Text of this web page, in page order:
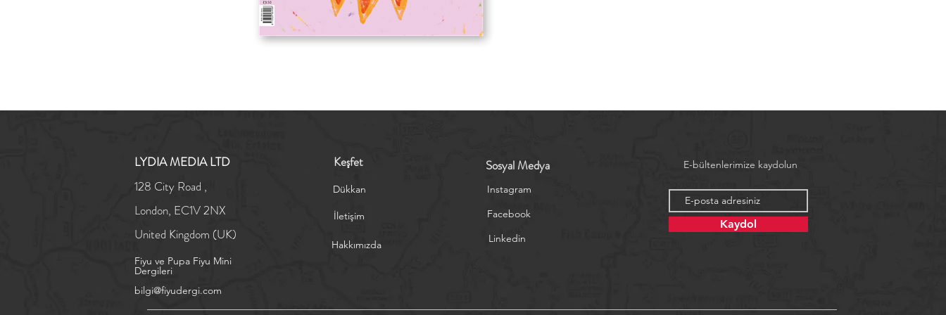
LYDIA MEDIA LTD
128 City Road ,
London, EC1V 2NX
United Kingdom (UK)
Keşfet
Dükkan
İletişim
Hakkımızda
Fiyu ve Pupa Fiyu Mini
Dergileri
bilgi@fiyudergi.com
Sosyal Medya
Instagram
Facebook
Linkedin
E-bültenlerimize kaydolun
Kaydol